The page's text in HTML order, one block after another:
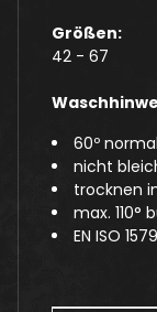
Größen:
42 - 67
60º
nicht
trocknen
max. 110°
EN ISO